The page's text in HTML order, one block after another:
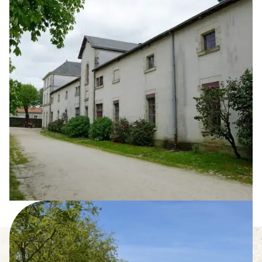
venu, vous retrouvez le calme de la
campagne vendéenne, loin du bruit de la
ville. Entre deux sorties, l’espace aquatique, la
mini-ferme et les animations proposées
d’avril à septembre occupent toute la famille.
C’est là tout l’intérêt d’un
camping à
proximité de La Roche-sur-Yon: la ville à
portée de route, la nature au pied du mobil-
home.